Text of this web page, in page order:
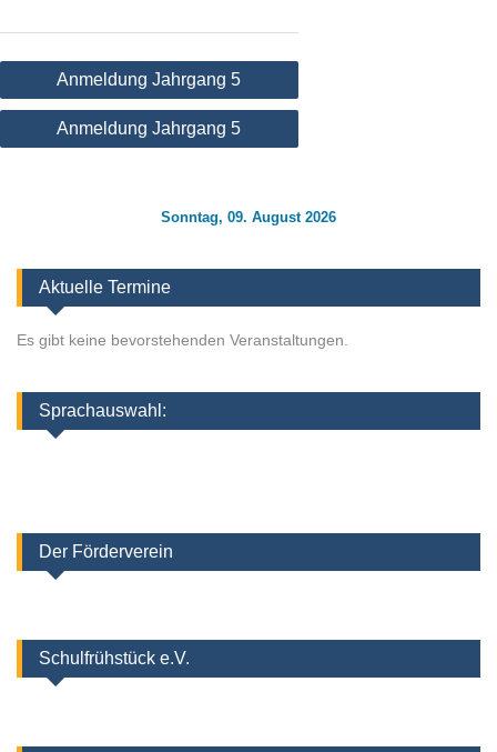
Beitragsnavigation
Anmeldung Jahrgang 5
Anmeldung Jahrgang 5
Sonntag, 09. August 2026
Aktuelle Termine
Es gibt keine bevorstehenden Veranstaltungen.
Sprachauswahl:
Der Förderverein
Schulfrühstück e.V.